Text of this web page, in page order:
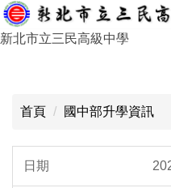
跳
到
新北市立三民高級中學
首頁 國中部升學資訊